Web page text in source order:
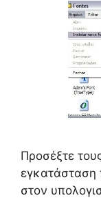
Προσέξτε
στον